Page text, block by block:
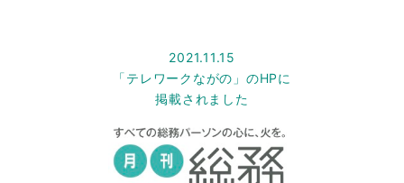
2021.11.15
「テレワークながの」のHPに
掲載されました